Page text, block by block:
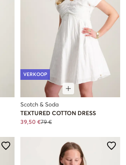
VERKOOP
Scotch & Soda
TEXTURED COTTON DRESS
39,50 €79 €